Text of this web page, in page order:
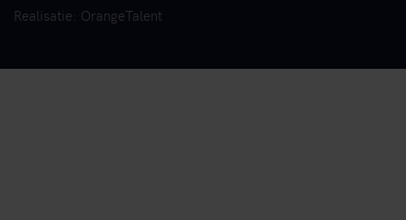
Realisatie: OrangeTalent